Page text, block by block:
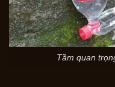
Tầm quan